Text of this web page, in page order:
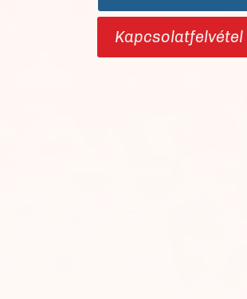
Kapcsolatfelvétel